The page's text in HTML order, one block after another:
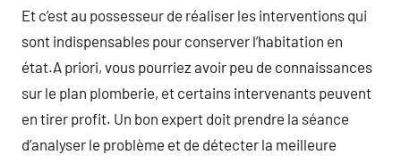
Et c’est au possesseur de réaliser les interventions qui
sont indispensables pour conserver l’habitation en
état.A priori, vous pourriez avoir peu de connaissances
sur le plan plomberie, et certains intervenants peuvent
en tirer profit. Un bon expert doit prendre la séance
d’analyser le problème et de détecter la meilleure